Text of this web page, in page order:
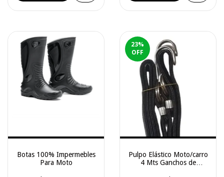
Botas 100% Impermebles
Para Moto
23%
OFF
Pulpo Elástico Moto/carro
4 Mts Ganchos de